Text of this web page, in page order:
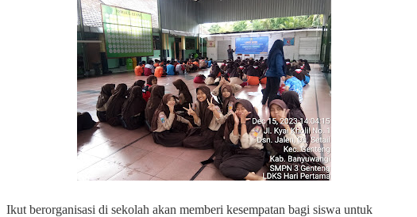
Ikut berorganisasi di sekolah akan memberi kesempatan bagi siswa untuk